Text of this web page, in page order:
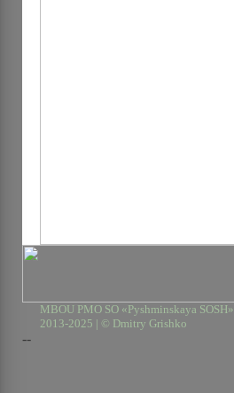
MBOU PMO SO «Pyshminskaya SOSH»
2013-2025 | © Dmitry Grishko
--